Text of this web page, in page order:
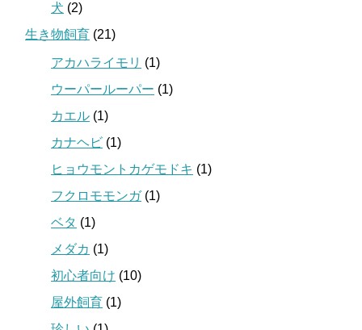
犬 (2)
生き物飼育 (21)
アカハライモリ (1)
ウーパールーパー (1)
カエル (1)
カナヘビ (1)
ヒョウモントカゲモドキ (1)
フクロモモンガ(1)
ベタ (1)
メダカ (1)
初心者向け (10)
屋外飼育 (1)